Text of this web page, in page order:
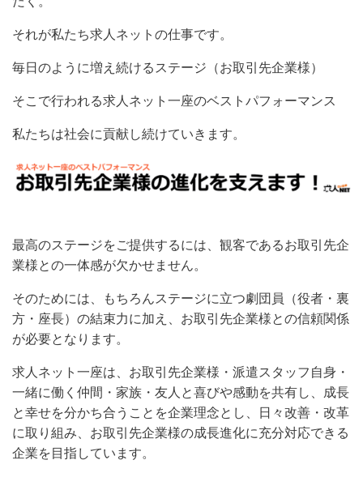
それが私たち求人ネットの仕事です。
毎日のように増え続けるステージ（お取引先企業様）
そこで行われる求人ネット一座のベストパフォーマンス
私たちは社会に貢献し続けていきます。
最高のステージをご提供するには、観客であるお取引先企
業様との一体感が欠かせません。
そのためには、もちろんステージに立つ劇団員（役者・裏
方・座長）の結束力に加え、お取引先企業様との信頼関係
が必要となります。
求人ネット一座は、お取引先企業様・派遣スタッフ自身・
一緒に働く仲間・家族・友人と喜びや感動を共有し、成長
と幸せを分かち合うことを企業理念とし、日々改善・改革
に取り組み、お取引先企業様の成長進化に充分対応できる
企業を目指しています。